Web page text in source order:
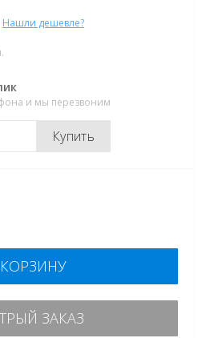
Нашли дешевле?
и мы перезвоним
Купить
ЗАКАЗ